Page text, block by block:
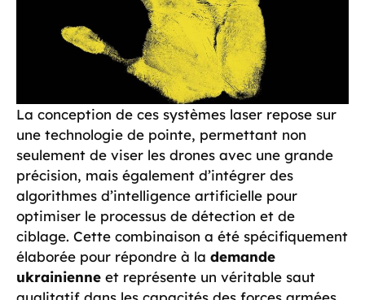
La conception de ces systèmes laser repose sur
une technologie de pointe, permettant non
seulement de viser les drones avec une grande
précision, mais également d’intégrer des
algorithmes d’intelligence artificielle pour
optimiser le processus de détection et de
ciblage. Cette combinaison a été spécifiquement
élaborée pour répondre à la demande
ukrainienne et représente un véritable saut